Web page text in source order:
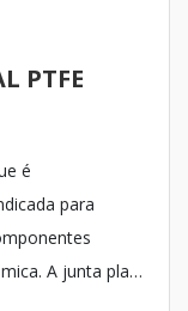
PTFE
é
para
A junta plana